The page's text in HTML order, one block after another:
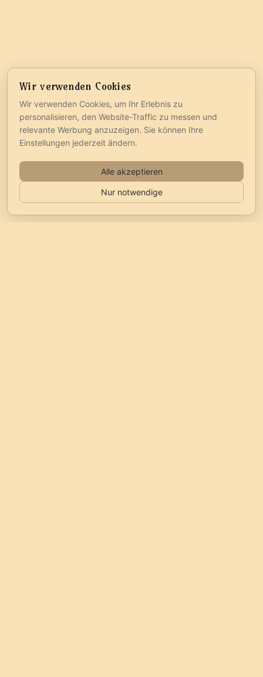
Wir verwenden Cookies
Wir verwenden Cookies, um Ihr Erlebnis zu
personalisieren, den Website-Traffic zu messen und
relevante Werbung anzuzeigen. Sie können Ihre
Einstellungen jederzeit ändern.
Alle akzeptieren
Nur notwendige